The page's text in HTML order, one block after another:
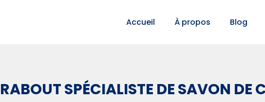
Accueil À propos Blog
SPÉCIALISTE DE SAVON DE